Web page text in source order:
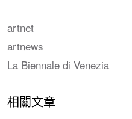
artnet
artnews
La Biennale di Venezia
相關文章